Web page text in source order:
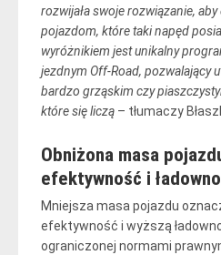
rozwijała swoje rozwiązanie,
pojazdom, które taki napęd
wyróżnikiem jest unikalny
jezdnym Off-Road, pozwalający
bardzo grząskim czy
które się liczą – tłumaczy
Obniżona masa
efektywność i
Mniejsza masa pojazdu
efektywność i wyższą
ograniczonej normami